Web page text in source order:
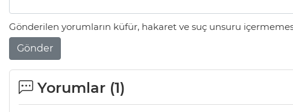
Gönderilen yorumların küfür, hakaret ve suç unsuru
Gönder
Yorumlar (1)